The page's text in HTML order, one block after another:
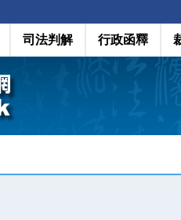
司法判解 行政函釋